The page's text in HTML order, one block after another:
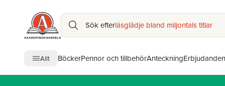
Sök efterläsglädje bland miljontals titlar
Allt BöckerPennor och tillbehörAnteckningErbjudanden